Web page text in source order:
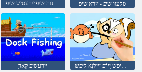
טלעוו שיפ - ץרא שיפ
ַיירעשיפ קָאד